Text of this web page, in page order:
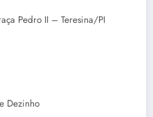
Pedro II – Teresina/PI
Dezinho